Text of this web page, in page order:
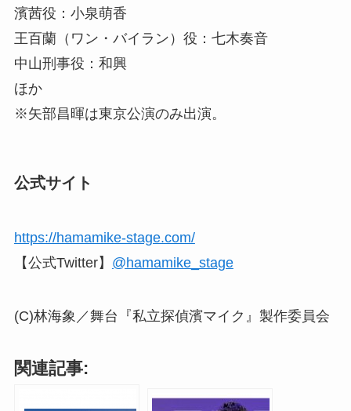
濱茜役：小泉萌香
王百蘭（ワン・バイラン）役：七木奏音
中山刑事役：和興
ほか
※矢部昌暉は東京公演のみ出演。
公式サイト
https://hamamike-stage.com/
【公式Twitter】 @hamamike_stage
(C)林海象／舞台『私立探偵濱マイク』製作委員会
関連記事: